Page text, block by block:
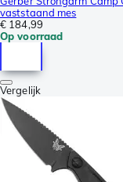
vaststaand mes
€ 184,99
Op voorraad
Vergelijk